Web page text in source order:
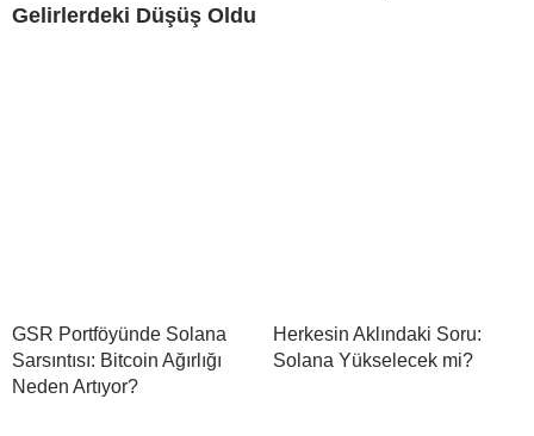
Gelirlerdeki Düşüş Oldu
GSR Portföyünde Solana
Sarsıntısı: Bitcoin Ağırlığı
Neden Artıyor?
Herkesin Aklındaki Soru:
Solana Yükselecek mi?